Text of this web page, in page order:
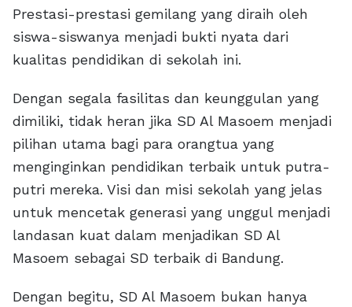
Prestasi-prestasi gemilang yang diraih oleh
siswa-siswanya menjadi bukti nyata dari
kualitas pendidikan di sekolah ini.
Dengan segala fasilitas dan keunggulan yang
dimiliki, tidak heran jika SD Al Masoem menjadi
pilihan utama bagi para orangtua yang
menginginkan pendidikan terbaik untuk putra-
putri mereka. Visi dan misi sekolah yang jelas
untuk mencetak generasi yang unggul menjadi
landasan kuat dalam menjadikan SD Al
Masoem sebagai SD terbaik di Bandung.
Dengan begitu, SD Al Masoem bukan hanya